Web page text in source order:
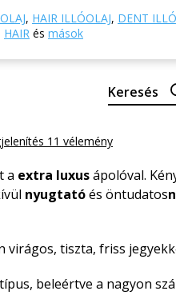
, HAIR ILLÓOLAJ, DENT
HAIR és mások
Keresés
Lifting szérumok
szérum CBD-vel,
11 vélemény
a extra luxusápolóval.
nyugtatóés öntudatos
virágos, tiszta, friss
beleértve a nagyon